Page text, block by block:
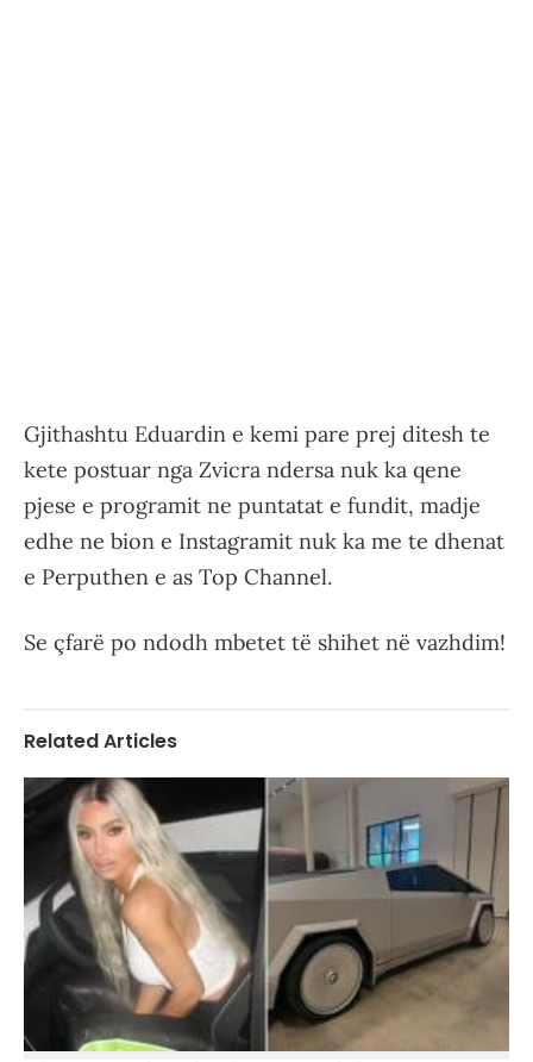
Gjithashtu Eduardin e kemi pare prej ditesh te
kete postuar nga Zvicra ndersa nuk ka qene
pjese e programit ne puntatat e fundit, madje
edhe ne bion e Instagramit nuk ka me te dhenat
e Perputhen e as Top Channel.
Se çfarë po ndodh mbetet të shihet në vazhdim!
Related Articles